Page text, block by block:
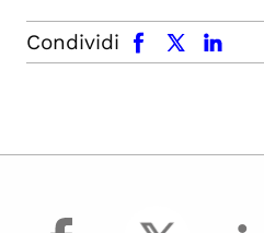
Condividi
facebook x.com linkedin
facebook